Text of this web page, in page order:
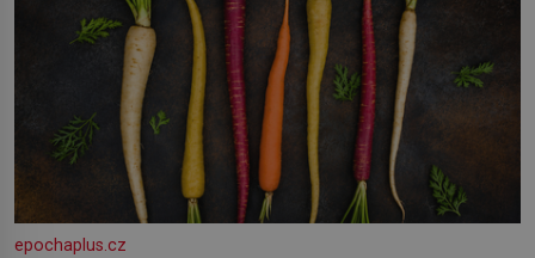
epochaplus.cz